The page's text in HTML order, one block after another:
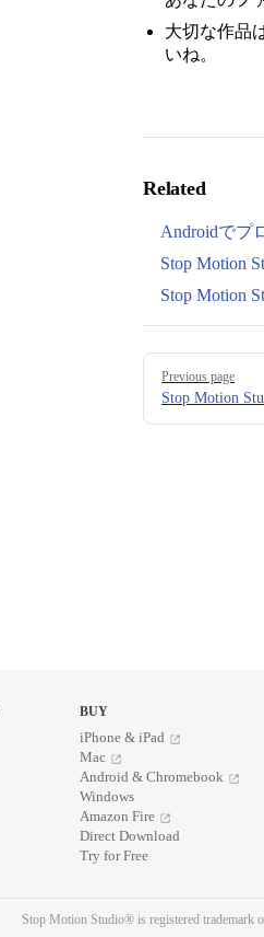
大切な作品
いね。
Related
Androidでプ
Stop Motion
Stop Motion
Pager
Previous page
Stop Motion
BUY
iPhone & iPad
Mac
Android & Chromebook
Windows
Amazon Fire
Direct Download
Try for Free
Stop Motion Studio® is registered